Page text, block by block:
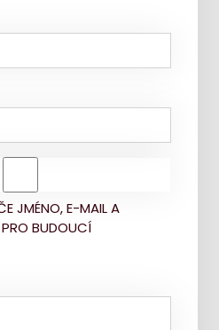
JMÉNO, E-MAIL A
BUDOUCÍ